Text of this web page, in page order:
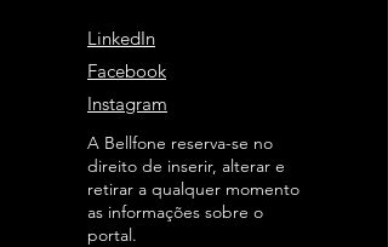
LinkedIn
Facebook
Instagram
A Bellfone reserva-se no
direito de inserir, alterar e
retirar a qualquer momento
as informações sobre o
portal.